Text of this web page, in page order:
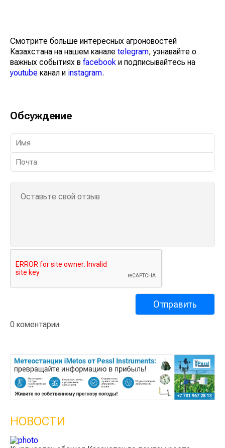
Смотрите больше интересных агроновостей
Казахстана на нашем канале telegram, узнавайте о
важных событиях в facebook и подписывайтесь на
youtube канал и instagram.
Обсуждение
0 коментарии
НОВОСТИ